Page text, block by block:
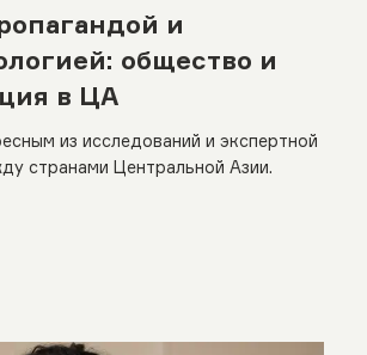
и
общество и
в ЦА
из исследований и экспертной
странами Центральной Азии.